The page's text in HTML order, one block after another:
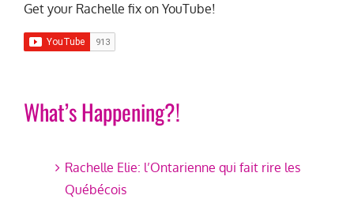
Get your Rachelle fix on YouTube!
What’s Happening?!
Rachelle Elie: l’Ontarienne qui fait rire les
Québécois